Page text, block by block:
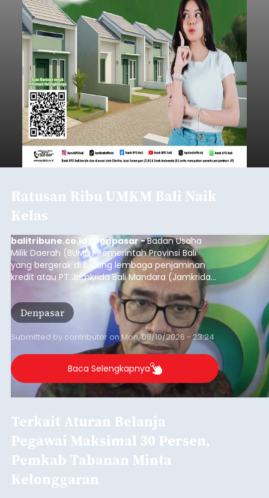
Ratusan Ribu UMKM Bali Naik
Kelas
balitribune.co.id I Denpasar -Badan Usaha
Milik Daerah (BUMD) Pemerintah Provinsi Bali
yang bergerak di bidang lembaga penjaminan
kredit atau PT Jamkrida Bali Mandara (Jamkrida
Bali) telah mencatatkan penjaminan kredit
kepada 549 ribu usaha mikro, kecil dan
menengah (UMKM) di Bali.
Denpasar
Submitted by contributor onMon, 08/10/2026 - 23:24
Baca Selengkapnya
Terkait Aturan Belanja
Pegawai Maksimal 30 Persen,
Pemkab Tabanan Minta
Kelonggaran